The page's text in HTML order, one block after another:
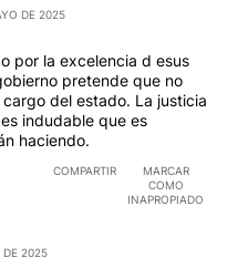
DE 2025
por la excelencia d esus
pretende que no
del estado. La justicia
indudable que es
haciendo.
COMPARTIR
MARCAR
COMO
INAPROPIADO
DE 2025